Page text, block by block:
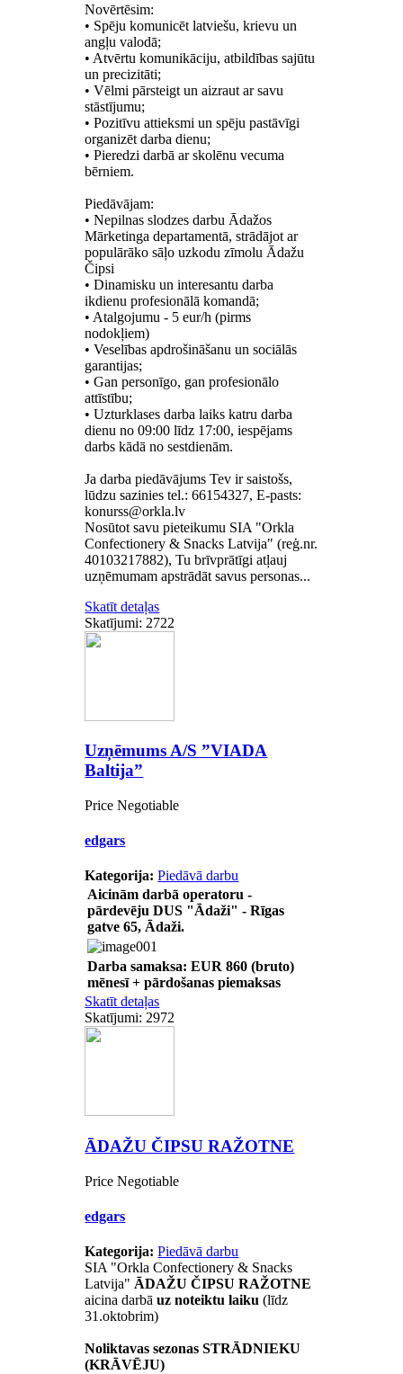
Novērtēsim:
• Spēju komunicēt latviešu, krievu un
angļu valodā;
• Atvērtu komunikāciju, atbildības sajūtu
un precizitāti;
• Vēlmi pārsteigt un aizraut ar savu
stāstījumu;
• Pozitīvu attieksmi un spēju pastāvīgi
organizēt darba dienu;
• Pieredzi darbā ar skolēnu vecuma
bērniem.
Piedāvājam:
• Nepilnas slodzes darbu Ādažos
Mārketinga departamentā, strādājot ar
populārāko sāļo uzkodu zīmolu Ādažu
Čipsi
• Dinamisku un interesantu darba
ikdienu profesionālā komandā;
• Atalgojumu - 5 eur/h (pirms
nodokļiem)
• Veselības apdrošināšanu un sociālās
garantijas;
• Gan personīgo, gan profesionālo
attīstību;
• Uzturklases darba laiks katru darba
dienu no 09:00 līdz 17:00, iespējams
darbs kādā no sestdienām.
Ja darba piedāvājums Tev ir saistošs,
lūdzu sazinies tel.: 66154327, E-pasts:
Nosūtot savu pieteikumu SIA "Orkla
Confectionery & Snacks Latvija" (reģ.nr.
40103217882), Tu brīvprātīgi atļauj
uzņēmumam apstrādāt savus personas...
Skatīt detaļas
Skatījumi: 2722
Uzņēmums A/S ”VIADA
Baltija”
Price Negotiable
edgars
Kategorija: Piedāvā darbu
Aicinām darbā operatoru -
pārdevēju DUS "Ādaži" - Rīgas
gatve 65, Ādaži.
Darba samaksa: EUR 860 (bruto)
mēnesī + pārdošanas piemaksas
Skatīt detaļas
Skatījumi: 2972
ĀDAŽU ČIPSU RAŽOTNE
Price Negotiable
edgars
Kategorija: Piedāvā darbu
SIA "Orkla Confectionery & Snacks
Latvija"ĀDAŽU ČIPSU RAŽOTNE
aicina darbāuz noteiktu laiku (līdz
31.oktobrim)
Noliktavas sezonas STRĀDNIEKU
(KRĀVĒJU)